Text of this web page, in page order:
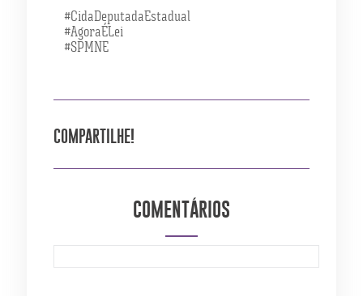
#CidaDeputadaEstadual
#AgoraÉLei
#SPMNE
COMPARTILHE!
COMENTÁRIOS